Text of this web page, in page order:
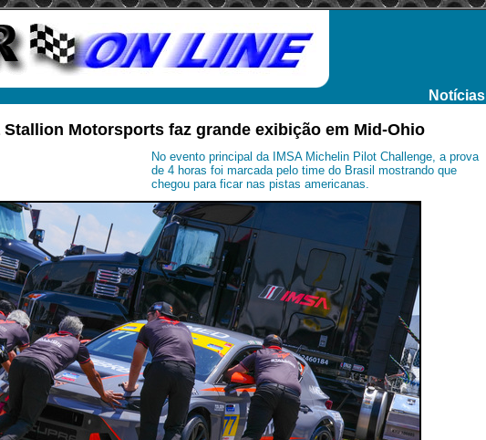
Notícias
Motorsports faz grande exibição em Mid-Ohio
No evento principal da IMSA Michelin Pilot Challenge, a prova
de 4 horas foi marcada pelo time do Brasil mostrando que
chegou para ficar nas pistas americanas.